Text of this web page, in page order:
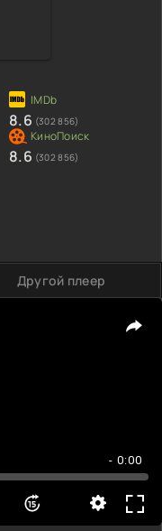
8.6 (302 856)
8.6 (302 856)
Другой плеер
- 0:00